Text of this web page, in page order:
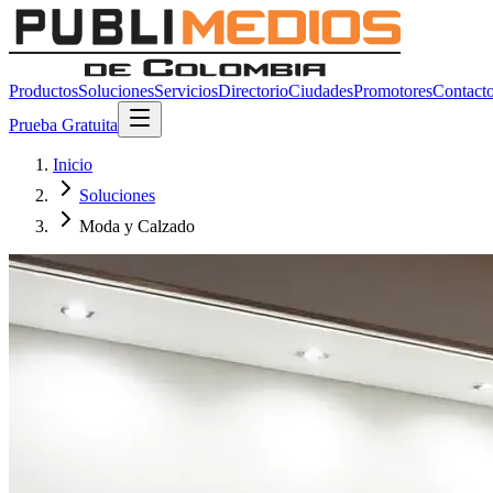
ProductosSolucionesServiciosDirectorioCiudadesPromotores
Prueba Gratuita
Inicio
Soluciones
Moda y Calzado